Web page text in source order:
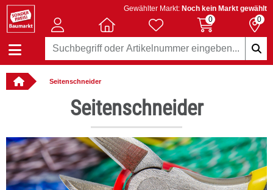
Gewählter Markt: Noch kein Markt gewählt
0
0
Seitenschneider
online bestellbar
Seitenschneider